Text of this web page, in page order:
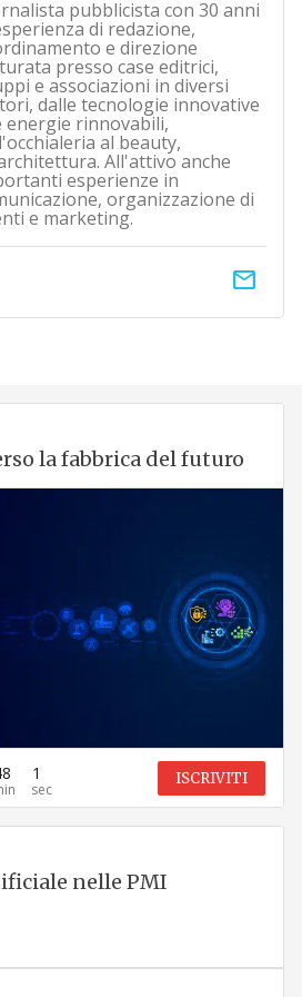
pubblicista con 30 anni
di redazione,
e direzione
presso case editrici,
e associazioni in diversi
dalle tecnologie innovative
energie rinnovabili,
al beauty,
All'attivo anche
esperienze in
organizzazione di
e marketing.
email
la fabbrica del futuro
0 ISCRIVITI
nelle PMI